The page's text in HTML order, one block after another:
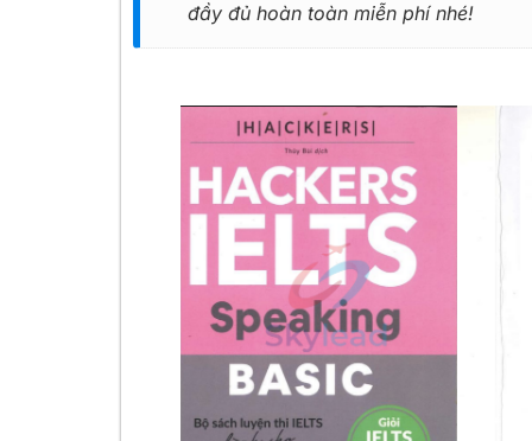
đầy đủ hoàn toàn miễn phí nhé!